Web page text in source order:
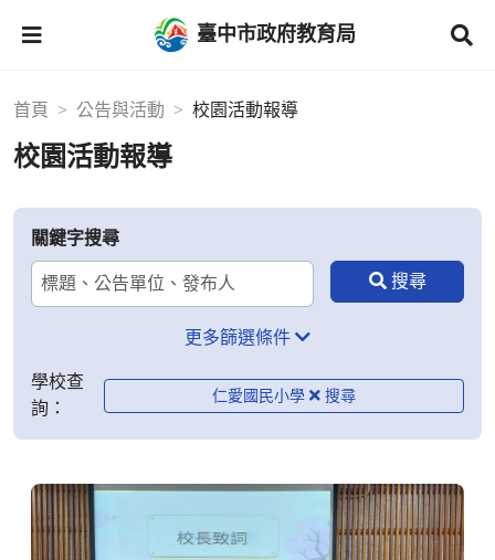
臺中市政府教育局
首頁 公告與活動 校園活動報導
校園活動報導
關鍵字搜尋
更多篩選條件
學校查
詢：
仁愛國民小學